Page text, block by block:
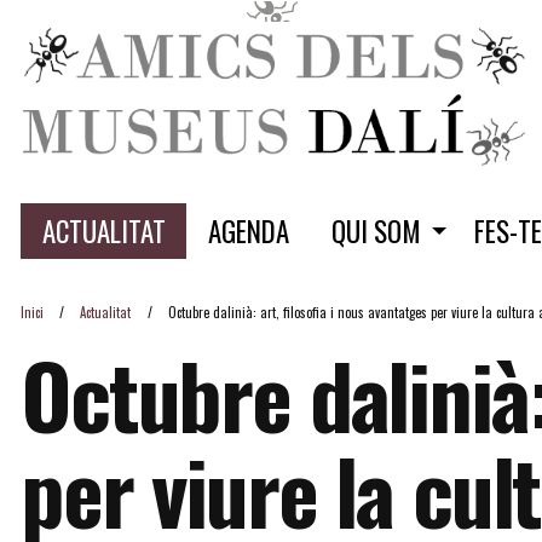
ACTUALITAT AGENDA QUI SOM FES-
Inici Actualitat Octubre dalinià: art, filosofia i nous avantatges per viure la cultura
Octubre
per viure la